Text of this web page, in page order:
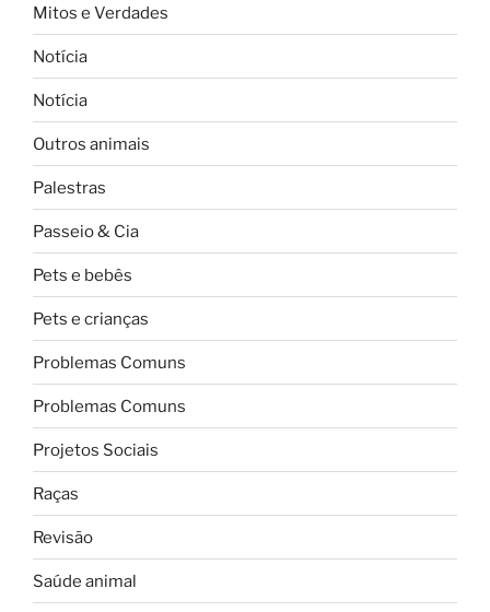
Mitos e Verdades
Notícia
Notícia
Outros animais
Palestras
Passeio & Cia
Pets e bebês
Pets e crianças
Problemas Comuns
Problemas Comuns
Projetos Sociais
Raças
Revisão
Saúde animal